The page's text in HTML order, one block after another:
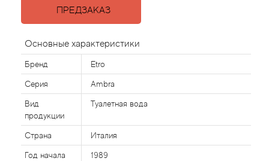
ПРЕДЗАКАЗ
Основные характеристики
Бренд Etro
Серия Ambra
Вид
продукции
Туалетная вода
Страна Италия
Год начала
1989
Acqua di Sardegna
Adidas
Aedes de Venustas
Aerin Lauder
Affinessence